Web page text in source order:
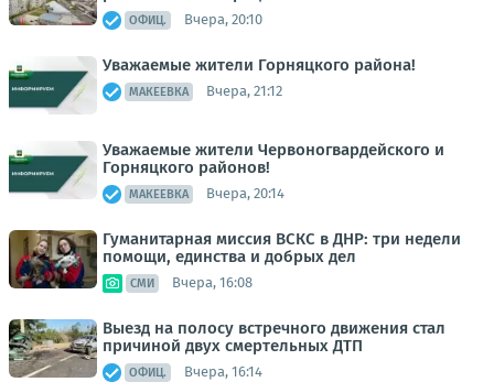
ОФИЦ. Вчера, 20:10
Уважаемые жители Горняцкого района!
МАКЕЕВКА Вчера, 21:12
Уважаемые жители Червоногвардейского и
Горняцкого районов!
МАКЕЕВКА Вчера, 20:14
Гуманитарная миссия ВСКС в ДНР: три недели
помощи, единства и добрых дел
СМИ Вчера, 16:08
Выезд на полосу встречного движения стал
причиной двух смертельных ДТП
ОФИЦ. Вчера, 16:14